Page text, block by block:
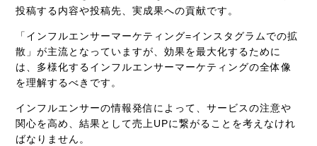
投稿する内容や投稿先、実成果への貢献です。
「インフルエンサーマーケティング=インスタグラムでの拡
散」が主流となっていますが、効果を最大化するために
は、多様化するインフルエンサーマーケティングの全体像
を理解するべきです。
インフルエンサーの情報発信によって、サービスの注意や
関心を高め、結果として売上UPに繋がることを考えなけれ
ばなりません。